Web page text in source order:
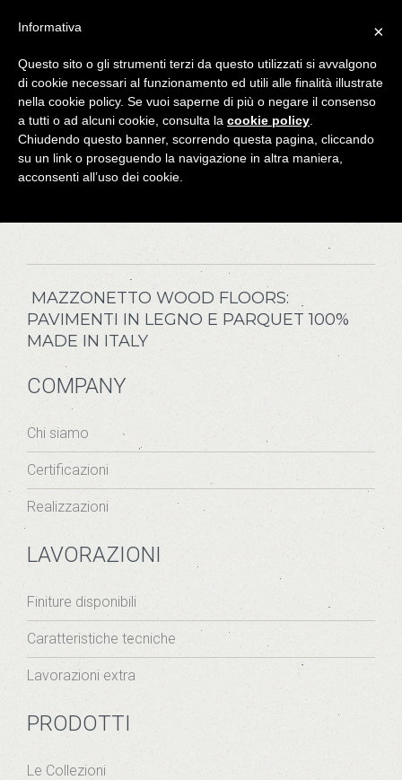
You are here: Home Post eventi fiera padova 2018
Scritto il15 Ottobre 2018 .
UN SINCERO GRAZIE PER AVER VISITATO
IL NOSTRO STAND A CASA SU MISURA,
PADOVA FIERE, DAL 6 AL 14 OTTOBRE
MAZZONETTO WOOD FLOORS:
PAVIMENTI IN LEGNO E PARQUET 100%
MADE IN ITALY
COMPANY
Chi siamo
Certificazioni
Realizzazioni
LAVORAZIONI
Finiture disponibili
Caratteristiche tecniche
Lavorazioni extra
PRODOTTI
Le Collezioni
×
Informativa
Questo sito o gli strumenti terzi da questo utilizzati si avvalgono
di cookie necessari al funzionamento ed utili alle finalità illustrate
nella cookie policy. Se vuoi saperne di più o negare il consenso
a tutti o ad alcuni cookie, consulta la cookie policy
Chiudendo questo banner, scorrendo questa pagina, cliccando
su un link o proseguendo la navigazione in altra maniera,
acconsenti all’uso dei cookie.